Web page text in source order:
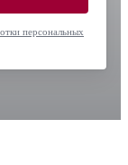
персональных